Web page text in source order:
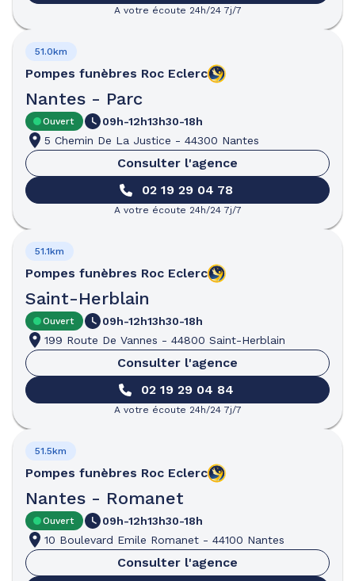
A votre écoute 24h/24 7j/7
Pompes funèbres Roc Eclerc
Nantes - Parc
51.0km
Ouvert 09h-12h13h30-18h
5 Chemin De La Justice - 44300 Nantes
Consulter l'agence
02 19 29 04 78
A votre écoute 24h/24 7j/7
Pompes funèbres Roc Eclerc
Saint-Herblain
51.1km
Ouvert 09h-12h13h30-18h
199 Route De Vannes - 44800 Saint-Herblain
Consulter l'agence
02 19 29 04 84
A votre écoute 24h/24 7j/7
Pompes funèbres Roc Eclerc
Nantes - Romanet
51.5km
Ouvert 09h-12h13h30-18h
10 Boulevard Emile Romanet - 44100 Nantes
Consulter l'agence